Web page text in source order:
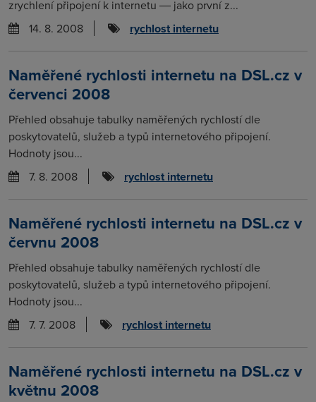
zrychlení připojení k internetu ― jako první z...
14. 8. 2008
rychlost internetu
Naměřené rychlosti internetu na DSL.cz v
červenci 2008
Přehled obsahuje tabulky naměřených rychlostí dle
poskytovatelů, služeb a typů internetového připojení.
Hodnoty jsou...
7. 8. 2008
rychlost internetu
Naměřené rychlosti internetu na DSL.cz v
červnu 2008
Přehled obsahuje tabulky naměřených rychlostí dle
poskytovatelů, služeb a typů internetového připojení.
Hodnoty jsou...
7. 7. 2008
rychlost internetu
Naměřené rychlosti internetu na DSL.cz v
květnu 2008